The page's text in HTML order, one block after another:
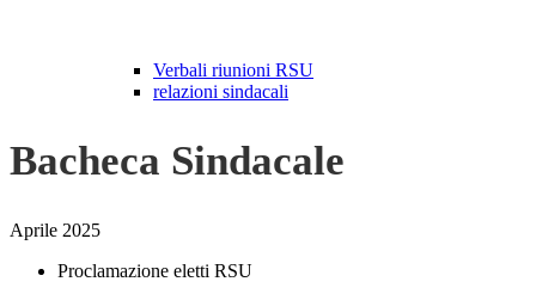
Verbali riunioni RSU
relazioni sindacali
Bacheca Sindacale
Aprile 2025
Proclamazione eletti RSU